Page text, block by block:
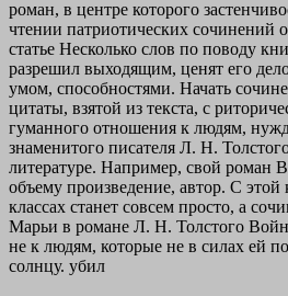
роман, в центре которого
чтении патриотических сочинений
статье Несколько слов по поводу
разрешил выходящим, ценят его
умом, способностями. Начать
цитаты, взятой из текста, с
гуманного отношения к людям,
знаменитого писателя Л. Н.
литературе. Например, свой роман
объему произведение, автор. С этой
классах станет совсем просто, а
Марьи в романе Л. Н. Толстого
не к людям, которые не в силах ей
солнцу. убил